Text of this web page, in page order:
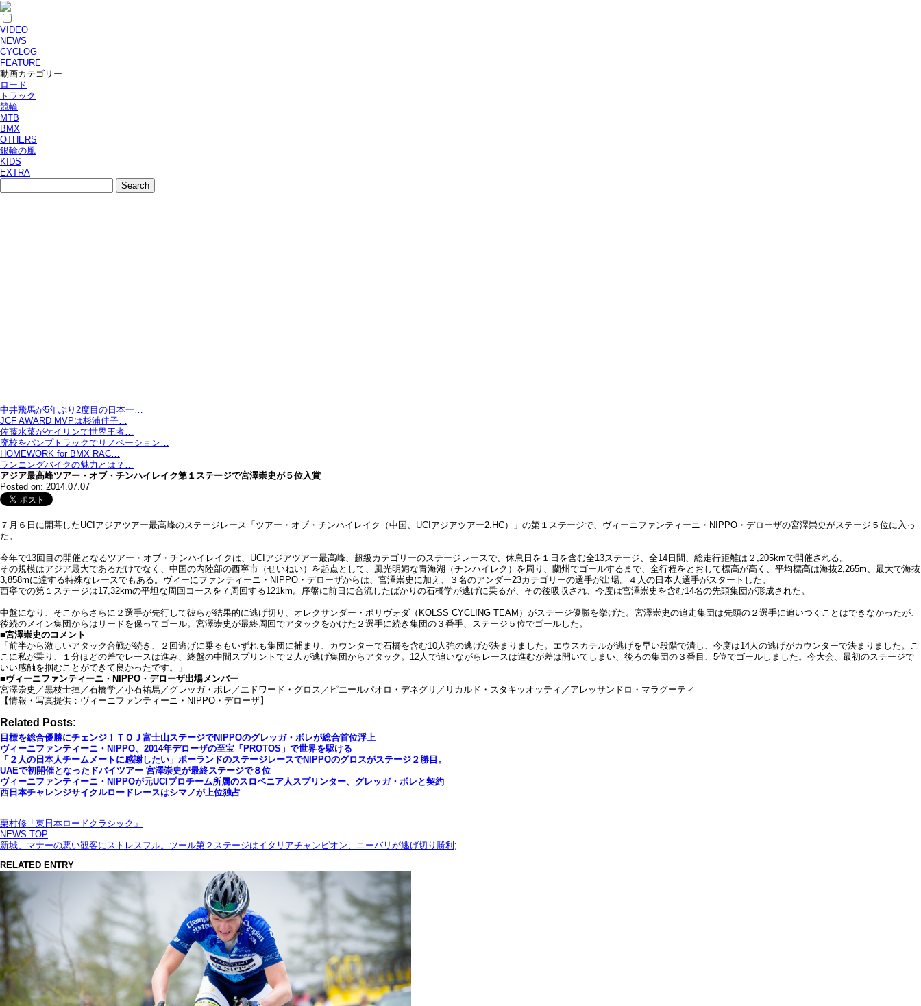
VIDEO
NEWS
CYCLOG
FEATURE
動画カテゴリー
ロード
トラック
競輪
MTB
BMX
OTHERS
銀輪の風
KIDS
EXTRA
中井飛馬が5年ぶり2度目の日本一…
JCF AWARD MVPは杉浦佳子…
佐藤水菜がケイリンで世界王者…
廃校をパンプトラックでリノベーション…
HOMEWORK for BMX RAC…
ランニングバイクの魅力とは？…
アジア最高峰ツアー・オブ・チンハイレイク第１ステージで宮澤崇史が５位入賞
Posted on: 2014.07.07
７月６日に開幕したUCIアジアツアー最高峰のステージレース「ツアー・オブ・チンハイレイク（中国、UCIアジアツアー2.HC）」の第１ステージで、ヴィーニファンティーニ・NIPPO・デローザの宮澤崇史がステージ５位に入っ
た。
今年で13回目の開催となるツアー・オブ・チンハイレイクは、UCIアジアツアー最高峰、超級カテゴリーのステージレースで、休息日を１日を含む全13ステージ、全14日間、総走行距離は２,205kmで開催される。
その規模はアジア最大であるだけでなく、中国の内陸部の西寧市（せいねい）を起点として、風光明媚な青海湖（チンハイレク）を周り、蘭州でゴールするまで、全行程をとおして標高が高く、平均標高は海抜2,265m、最大で海抜
3,858mに達する特殊なレースでもある。ヴィーにファンティーニ・NIPPO・デローザからは、宮澤崇史に加え、３名のアンダー23カテゴリーの選手が出場。４人の日本人選手がスタートした。
西寧での第１ステージは17,32kmの平坦な周回コースを７周回する121km。序盤に前日に合流したばかりの石橋学が逃げに乗るが、その後吸収され、今度は宮澤崇史を含む14名の先頭集団が形成された。
中盤になり、そこからさらに２選手が先行して彼らが結果的に逃げ切り、オレクサンダー・ポリヴォダ（KOLSS CYCLING TEAM）がステージ優勝を挙げた。宮澤崇史の追走集団は先頭の２選手に追いつくことはできなかったが、
後続のメイン集団からはリードを保ってゴール。宮澤崇史が最終周回でアタックをかけた２選手に続き集団の３番手、ステージ５位でゴールした。
■宮澤崇史のコメント
「前半から激しいアタック合戦が続き、２回逃げに乗るもいずれも集団に捕まり、カウンターで石橋を含む10人強の逃げが決まりました。エウスカテルが逃げを早い段階で潰し、今度は14人の逃げがカウンターで決まりました。こ
こに私が乗り、１分ほどの差でレースは進み、終盤の中間スプリントで２人が逃げ集団からアタック。12人で追いながらレースは進むが差は開いてしまい、後ろの集団の３番目、5位でゴールしました。今大会、最初のステージで
いい感触を掴むことができて良かったです。」
■ヴィーニファンティーニ・NIPPO・デローザ出場メンバー
宮澤崇史／黒枝士揮／石橋学／小石祐馬／グレッガ・ボレ／エドワード・グロス／ピエールパオロ・デネグリ／リカルド・スタキッオッティ／アレッサンドロ・マラグーティ
【情報・写真提供：ヴィーニファンティーニ・NIPPO・デローザ】
Related Posts:
目標を総合優勝にチェンジ！ＴＯＪ富士山ステージでNIPPOのグレッガ・ボレが総合首位浮上
ヴィーニファンティーニ・NIPPO、2014年デローザの至宝「PROTOS」で世界を駆ける
「２人の日本人チームメートに感謝したい」ポーランドのステージレースでNIPPOのグロスがステージ２勝目。
UAEで初開催となったドバイツアー 宮澤崇史が最終ステージで８位
ヴィーニファンティーニ・NIPPOが元UCIプロチーム所属のスロベニア人スプリンター、グレッガ・ボレと契約
西日本チャレンジサイクルロードレースはシマノが上位独占
栗村修「東日本ロードクラシック」
NEWS TOP
新城、マナーの悪い観客にストレスフル。ツール第２ステージはイタリアチャンピオン、ニーバリが逃げ切り勝利;
RELATED ENTRY